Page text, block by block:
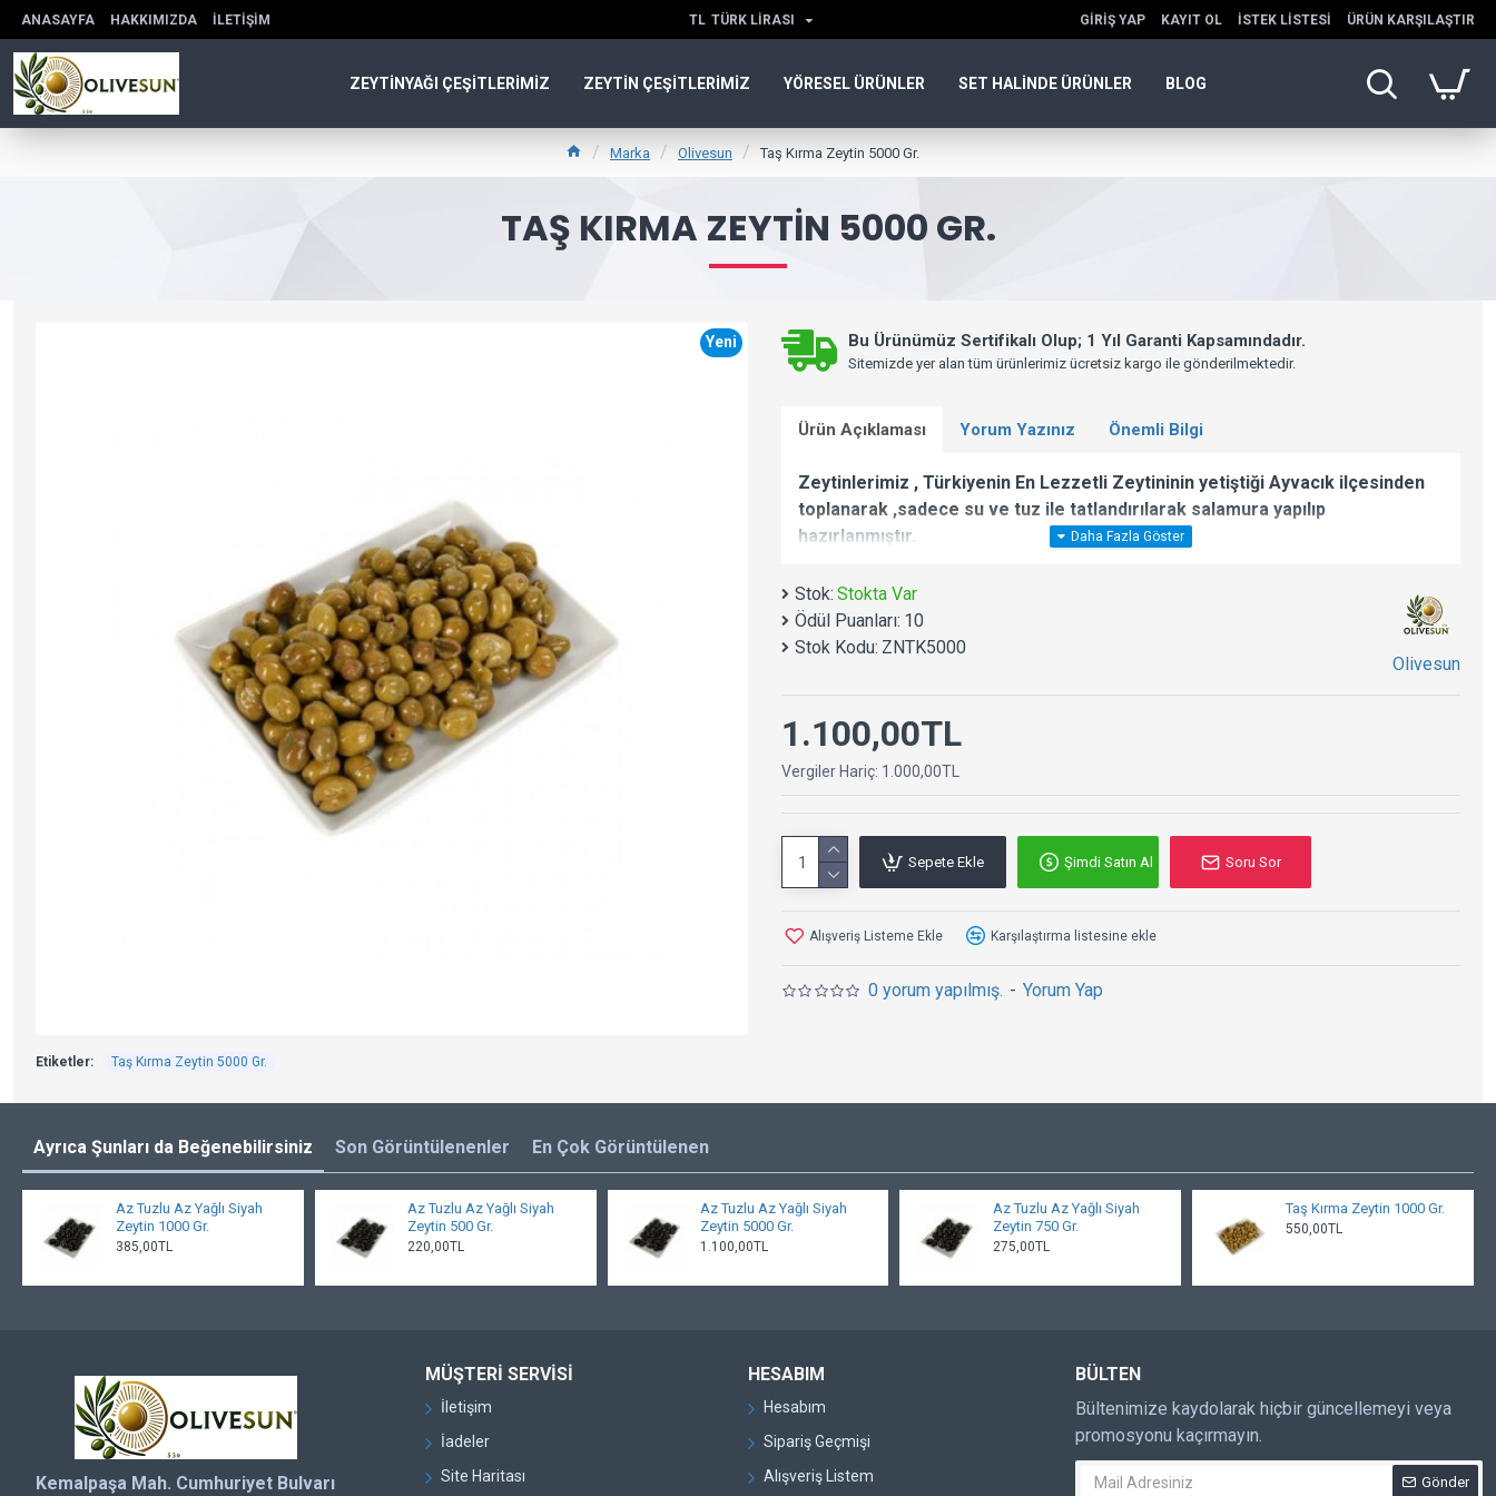
ANASAYFA HAKKIMIZDA İLETIŞIM TL TÜRK LIRASI GIRIŞ YAP KAYIT OL İSTEK LISTESI ÜRÜN KARŞILAŞTIR
ZEYTINYAĞI ÇEŞITLERIMIZ ZEYTIN ÇEŞITLERIMIZ YÖRESEL ÜRÜNLER SET HALINDE ÜRÜNLER BLOG
Marka Olivesun Taş Kırma Zeytin 5000 Gr.
TAŞ KIRMA ZEYTIN 5000 GR.
Yeni Bu Ürünümüz Sertifikalı Olup; 1 Yıl Garanti Kapsamındadır.
Sitemizde yer alan tüm ürünlerimiz ücretsiz kargo ile gönderilmektedir.
Ürün Açıklaması Yorum Yazınız Önemli Bilgi
Zeytinlerimiz , Türkiyenin En Lezzetli Zeytininin yetiştiği Ayvacık ilçesinden
toplanarak ,sadece su ve tuz ile tatlandırılarak salamura yapılıp
hazırlanmıştır.
Etli ,diri ve müthiş lezzetlidir. Gerçek zeytin yemenin tadına varacaksınız.
Taş Kırma Yeşil Zeytin Doğal ( çekirdekli )
Stok: Stokta Var
Ödül Puanları: 10
Stok Kodu: ZNTK5000
Olivesun
0 yorum yapılmış. - Yorum Yap
1.100,00TL
Vergiler Hariç: 1.000,00TL
Sepete Ekle Şimdi Satın Al Soru Sor
Alışveriş Listeme Ekle Karşılaştırma listesine ekle
Etiketler: Taş Kırma Zeytin 5000 Gr.
Ayrıca Şunları da Beğenebilirsiniz Son Görüntülenenler En Çok Görüntülenen
Az Tuzlu Az Yağlı Siyah
Zeytin 1000 Gr.
385,00TL
Az Tuzlu Az Yağlı Siyah
Zeytin 500 Gr.
220,00TL
Az Tuzlu Az Yağlı Siyah
Zeytin 5000 Gr.
1.100,00TL
Az Tuzlu Az Yağlı Siyah
Zeytin 750 Gr.
275,00TL
Taş Kırma Zeytin 1000 Gr.
550,00TL
Kemalpaşa Mah. Cumhuriyet Bulvarı
MÜŞTERI SERVISI
İletişim
İadeler
Site Haritası
HESABIM
Hesabım
Sipariş Geçmişi
Alışveriş Listem
BÜLTEN
Bültenimize kaydolarak hiçbir güncellemeyi veya
promosyonu kaçırmayın.
Gönder